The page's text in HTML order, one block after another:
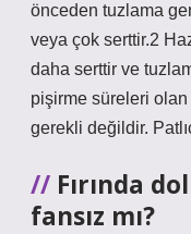
önceden tuzlama
veya çok serttir.2
daha serttir ve
pişirme süreleri
gerekli değildir.
Fırında
fansız mı?